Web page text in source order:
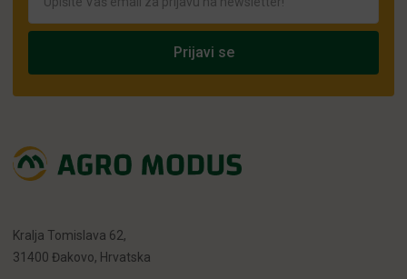
Kralja Tomislava 62,
31400 Đakovo, Hrvatska